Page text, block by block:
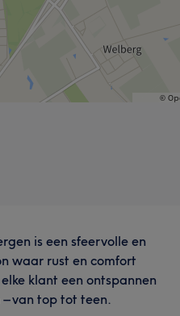
is een sfeervolle en
waar rust en comfort
klant een ontspannen
van top tot teen.